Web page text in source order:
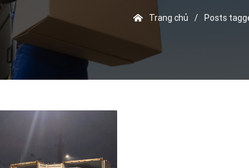
Trang chủ / Posts